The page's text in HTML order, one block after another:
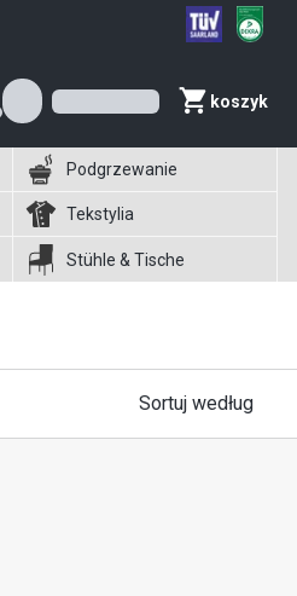
koszyk
Podgrzewanie
Tekstylia
Stühle & Tische
Sortuj według